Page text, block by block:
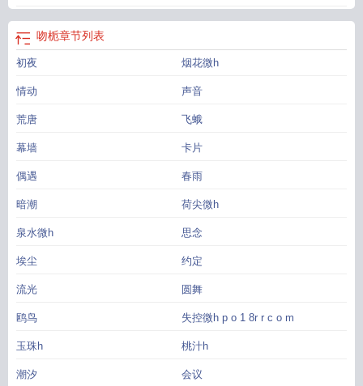
吻栀章节列表
初夜 烟花微h
情动 声音
荒唐 飞蛾
幕墙 卡片
偶遇 春雨
暗潮 荷尖微h
泉水微h 思念
埃尘 约定
流光 圆舞
鸥鸟 失控微h p o 1 8r r c o m
玉珠h 桃汁h
潮汐 会议